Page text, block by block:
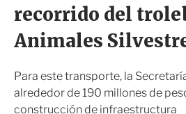
recorrido del
Animales
Para este transporte, la
alrededor de 190 millones de
construcción de infraestructura